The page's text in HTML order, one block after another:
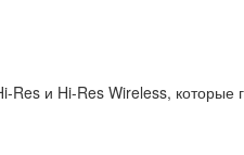
и Hi-Res Wireless, которые